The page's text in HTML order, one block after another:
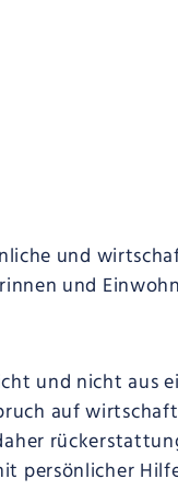
und
und
und nicht aus
auf
persönlicher